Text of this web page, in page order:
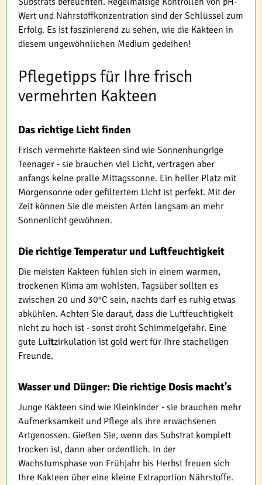
Wert und Nährstoffkonzentration sind der Schlüssel zum
Erfolg. Es ist faszinierend zu sehen, wie die Kakteen in
diesem ungewöhnlichen Medium gedeihen!
Pflegetipps für Ihre frisch
vermehrten Kakteen
Das richtige Licht finden
Frisch vermehrte Kakteen sind wie Sonnenhungrige
Teenager - sie brauchen viel Licht, vertragen aber
anfangs keine pralle Mittagssonne. Ein heller Platz mit
Morgensonne oder gefiltertem Licht ist perfekt. Mit der
Zeit können Sie die meisten Arten langsam an mehr
Sonnenlicht gewöhnen.
Die richtige Temperatur und Luftfeuchtigkeit
Die meisten Kakteen fühlen sich in einem warmen,
trockenen Klima am wohlsten. Tagsüber sollten es
zwischen 20 und 30°C sein, nachts darf es ruhig etwas
abkühlen. Achten Sie darauf, dass die Luftfeuchtigkeit
nicht zu hoch ist - sonst droht Schimmelgefahr. Eine
gute Luftzirkulation ist gold wert für Ihre stacheligen
Freunde.
Wasser und Dünger: Die richtige Dosis macht's
Junge Kakteen sind wie Kleinkinder - sie brauchen mehr
Aufmerksamkeit und Pflege als ihre erwachsenen
Artgenossen. Gießen Sie, wenn das Substrat komplett
trocken ist, dann aber ordentlich. In der
Wachstumsphase von Frühjahr bis Herbst freuen sich
Ihre Kakteen über eine kleine Extraportion Nährstoffe.